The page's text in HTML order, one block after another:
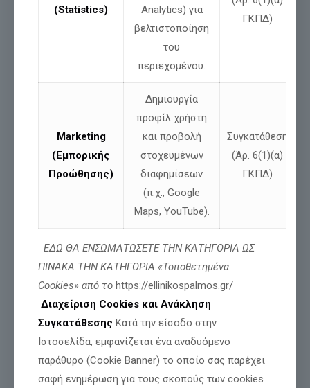
(Statistics)
Analytics) για
βελτιστοποίηση
του
περιεχομένου.
ΓΚΠΔ)
Marketing
(Εμπορικής
Προώθησης)
Δημιουργία
προφίλ χρήστη
και προβολή
στοχευμένων
διαφημίσεων
(π.χ., Google
Maps, YouTube).
Συγκατάθεση
(Άρ. 6(1)(α)
ΓΚΠΔ)
ΕΔΩ ΘΑ ΕΝΣΩΜΑΤΩΣΕΤΕ ΤΗΝ ΚΑΤΗΓΟΡΙΑ ΩΣ
ΠΙΝΑΚΑ ΤΗΝ ΚΑΤΗΓΟΡΙΑ «Τοποθετημένα
Cookies» από το https://ellinikospalmos.gr/
Διαχείριση Cookies και Ανάκληση
Συγκατάθεσης Κατά την είσοδο στην
Ιστοσελίδα, εμφανίζεται ένα αναδυόμενο
παράθυρο (Cookie Banner) το οποίο σας παρέχει
σαφή ενημέρωση για τους σκοπούς των cookies